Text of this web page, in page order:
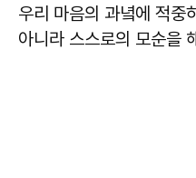
우리 마음의 과녘에 적중
아니라 스스로의 모순을